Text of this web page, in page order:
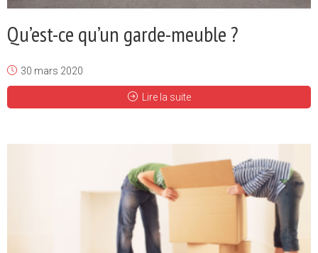
Qu’est-ce qu’un garde-meuble ?
30 mars 2020
Lire la suite